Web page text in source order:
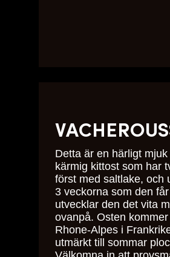
Detta är en härligt mjuk
kärmig kittost som har
först med saltlake, och
3 veckorna som den
utvecklar den det vita
ovanpå. Osten
Rhone-Alpes i
utmärkt till sommar